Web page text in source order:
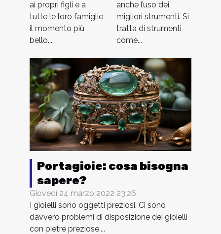
ai propri figli e a
tutte le loro famiglie
il momento più
bello...
anche l’uso dei
migliori strumenti. Si
tratta di strumenti
come...
Portagioie: cosa bisogna
sapere?
Giovedì 24 marzo 2022 23:26
I gioielli sono oggetti preziosi. Ci sono
davvero problemi di disposizione dei gioielli
con pietre preziose....